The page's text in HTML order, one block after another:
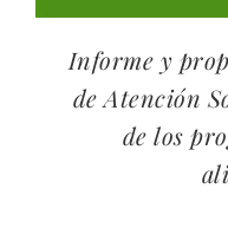
Informe y
de Atención
de los